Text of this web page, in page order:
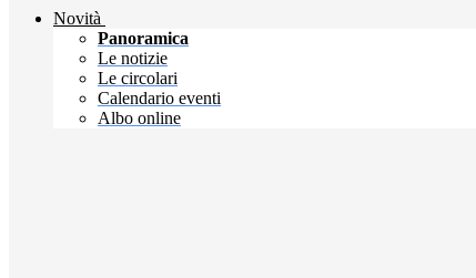
Novità
Panoramica
Le notizie
Le circolari
Calendario eventi
Albo online